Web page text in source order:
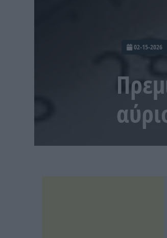
02-15-2026